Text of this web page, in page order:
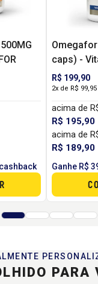
caps) -
R$ 199,90
2x de R$
acima de
R$ 195,90
acima de
R$ 189,90
Ganhe R$
PARA